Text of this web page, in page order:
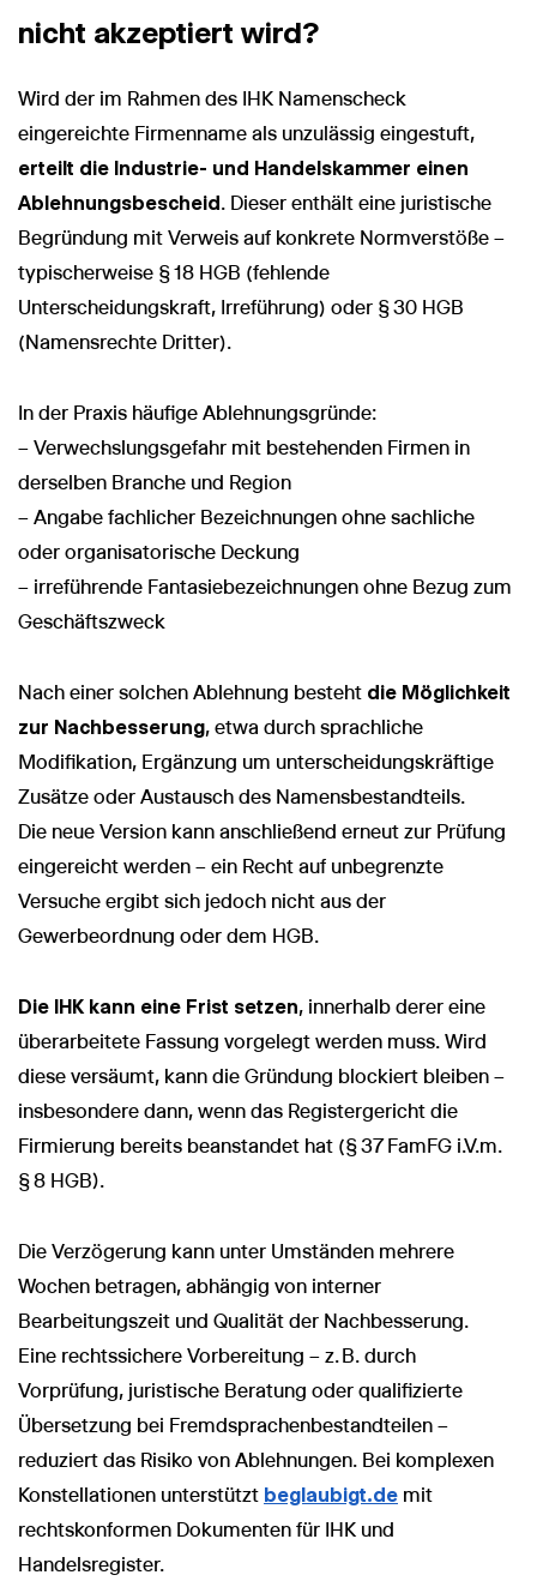
nicht akzeptiert wird?
Wird der im Rahmen des IHK Namenscheck
eingereichte Firmenname als unzulässig eingestuft,
erteilt die Industrie- und Handelskammer einen
Ablehnungsbescheid . Dieser enthält eine juristische
Begründung mit Verweis auf konkrete Normverstöße –
typischerweise § 18 HGB (fehlende
Unterscheidungskraft, Irreführung) oder § 30 HGB
(Namensrechte Dritter).
In der Praxis häufige Ablehnungsgründe:
– Verwechslungsgefahr mit bestehenden Firmen in
derselben Branche und Region
– Angabe fachlicher Bezeichnungen ohne sachliche
oder organisatorische Deckung
– irreführende Fantasiebezeichnungen ohne Bezug zum
Geschäftszweck
Nach einer solchen Ablehnung besteht die Möglichkeit
zur Nachbesserung, etwa durch sprachliche
Modifikation, Ergänzung um unterscheidungskräftige
Zusätze oder Austausch des Namensbestandteils.
Die neue Version kann anschließend erneut zur Prüfung
eingereicht werden – ein Recht auf unbegrenzte
Versuche ergibt sich jedoch nicht aus der
Gewerbeordnung oder dem HGB.
Die IHK kann eine Frist setzen, innerhalb derer eine
überarbeitete Fassung vorgelegt werden muss. Wird
diese versäumt, kann die Gründung blockiert bleiben –
insbesondere dann, wenn das Registergericht die
Firmierung bereits beanstandet hat (§ 37 FamFG i.V.m.
§ 8 HGB).
Die Verzögerung kann unter Umständen mehrere
Wochen betragen, abhängig von interner
Bearbeitungszeit und Qualität der Nachbesserung.
Eine rechtssichere Vorbereitung – z. B. durch
Vorprüfung, juristische Beratung oder qualifizierte
Übersetzung bei Fremdsprachenbestandteilen –
reduziert das Risiko von Ablehnungen. Bei komplexen
Konstellationen unterstützt beglaubigt.de mit
rechtskonformen Dokumenten für IHK und
Handelsregister.